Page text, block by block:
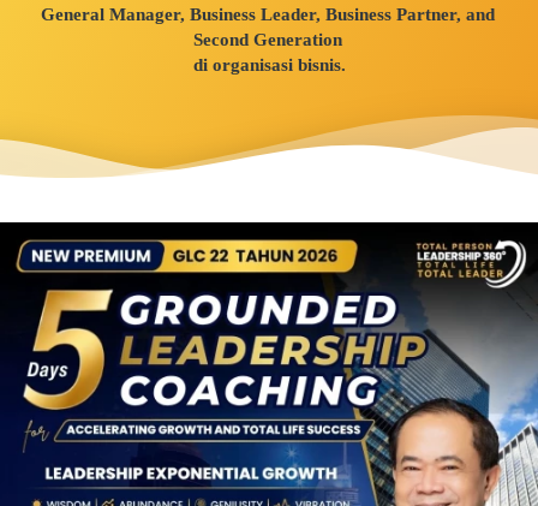
General Manager, Business Leader, Business Partner, and
Second Generation
di organisasi bisnis.